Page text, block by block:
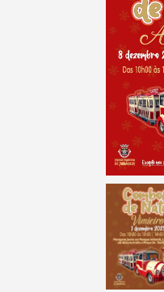
Termo de Pesquisa